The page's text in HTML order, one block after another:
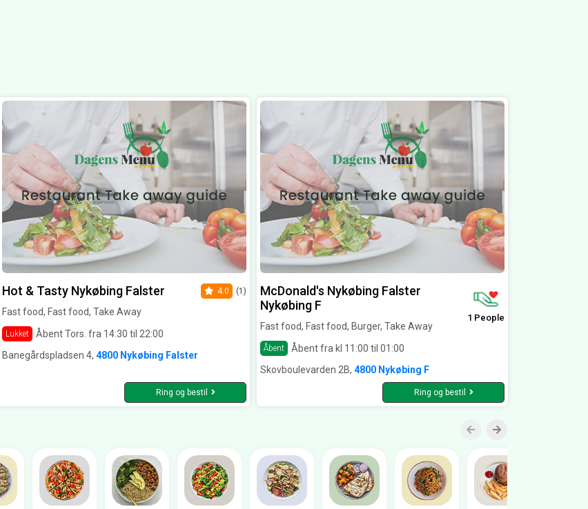
Hot & Tasty Nykøbing Falster
Fast food, Fast food, Take Away
Lukket Åbent Tors. fra 14:30 til 22:00
4.0 (1)
Banegårdspladsen 4, 4800 Nykøbing Falster
Ring og bestil
McDonald's Nykøbing Falster
Nykøbing F
Fast food, Fast food, Burger, Take Away
Åbent Åbent fra kl 11:00 til 01:00
1 People
Skovboulevarden 2B, 4800 Nykøbing F
Ring og bestil